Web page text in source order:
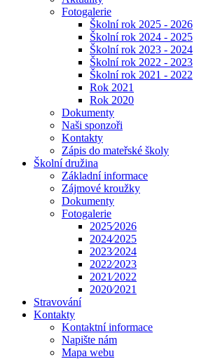
Fotogalerie
Školní rok 2025 - 2026
Školní rok 2024 - 2025
Školní rok 2023 - 2024
Školní rok 2022 - 2023
Školní rok 2021 - 2022
Rok 2021
Rok 2020
Dokumenty
Naši sponzoři
Kontakty
Zápis do mateřské školy
Školní družina
Základní informace
Zájmové kroužky
Dokumenty
Fotogalerie
2025⁄2026
2024⁄2025
2023⁄2024
2022⁄2023
2021⁄2022
2020⁄2021
Stravování
Kontakty
Kontaktní informace
Napište nám
Mapa webu